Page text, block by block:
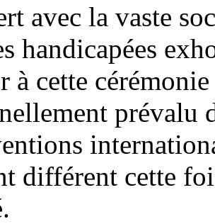
avec la vaste
handicapées
à cette
prévalu
différent cette